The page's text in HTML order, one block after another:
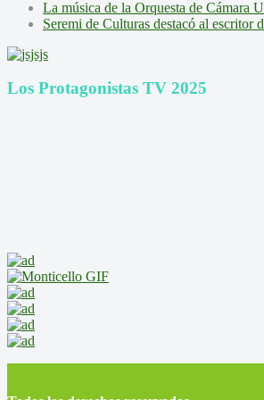
La música de la Orquesta de Cámara
Seremi de Culturas destacó al
Los Protagonistas TV 2025